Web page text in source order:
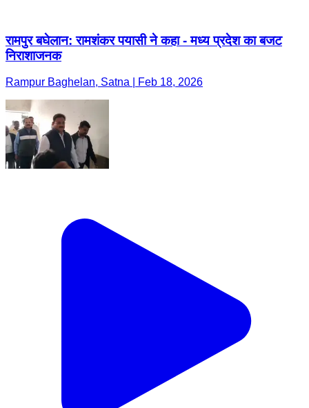
रामपुर बघेलान: रामशंकर पयासी ने कहा - मध्य प्रदेश का बजट
निराशाजनक
Rampur Baghelan, Satna | Feb 18, 2026